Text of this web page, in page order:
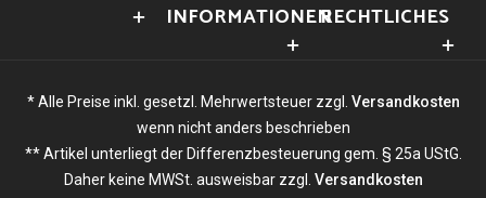
INFORMATIONENRECHTLICHES
* Alle Preise inkl. gesetzl. Mehrwertsteuer zzgl. Versandkosten
wenn nicht anders beschrieben
** Artikel unterliegt der Differenzbesteuerung gem. § 25a UStG.
Daher keine MWSt. ausweisbar zzgl. Versandkosten